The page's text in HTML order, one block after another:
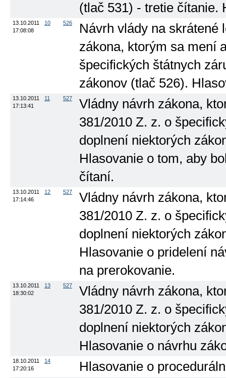
(tlač 531) - tretie čítanie.
13.10.2011
17:08:08
10 526
Návrh vlády na skrátené
zákona, ktorým sa mení
špecifických štátnych
zákonov (tlač 526).
13.10.2011
17:13:41
11 527
Vládny návrh zákona,
381/2010 Z. z. o
doplnení niektorých
Hlasovanie o tom, aby
čítaní.
13.10.2011
17:14:46
12 527
Vládny návrh zákona,
381/2010 Z. z. o
doplnení niektorých
Hlasovanie o pridelení
na prerokovanie.
13.10.2011
18:30:02
13 527
Vládny návrh zákona,
381/2010 Z. z. o
doplnení niektorých
Hlasovanie o návrhu
18.10.2011
17:20:16
14 Hlasovanie o